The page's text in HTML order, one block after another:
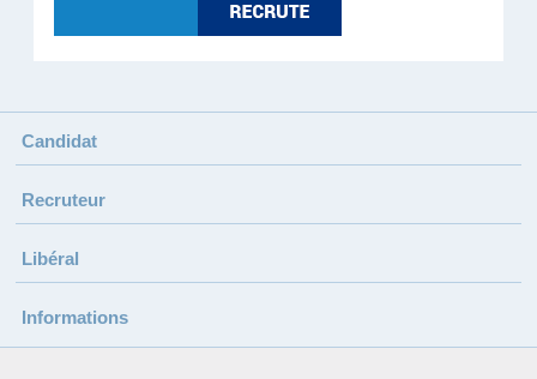
Candidat
Recruteur
Libéral
Informations